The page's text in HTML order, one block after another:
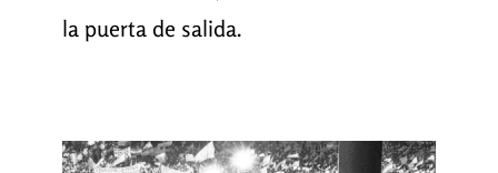
la puerta de salida.